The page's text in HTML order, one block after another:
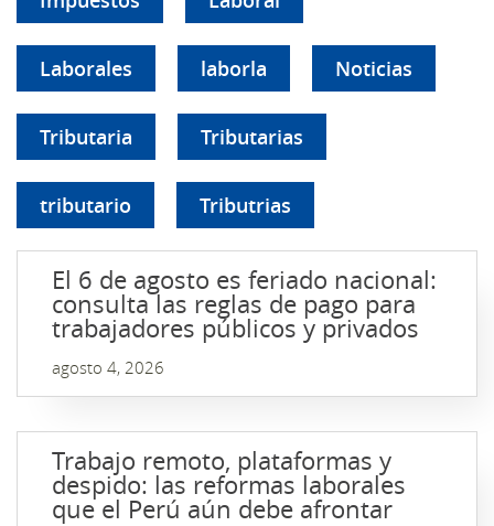
Laborales laborla Noticias
Tributaria Tributarias
tributario Tributrias
El 6 de agosto es feriado nacional:
consulta las reglas de pago para
trabajadores públicos y privados
agosto 4, 2026
Trabajo remoto, plataformas y
despido: las reformas laborales
que el Perú aún debe afrontar